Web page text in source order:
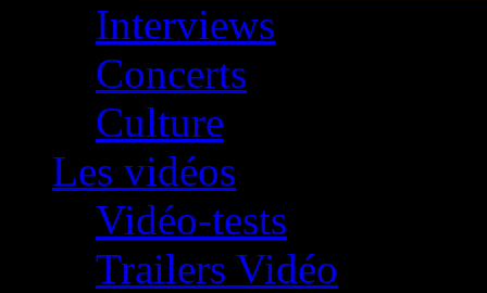
Interviews
Concerts
Culture
Les vidéos
Vidéo-tests
Trailers Vidéo